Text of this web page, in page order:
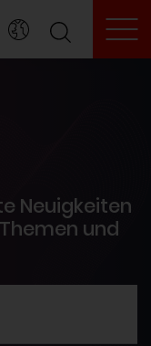
Neuigkeiten
und